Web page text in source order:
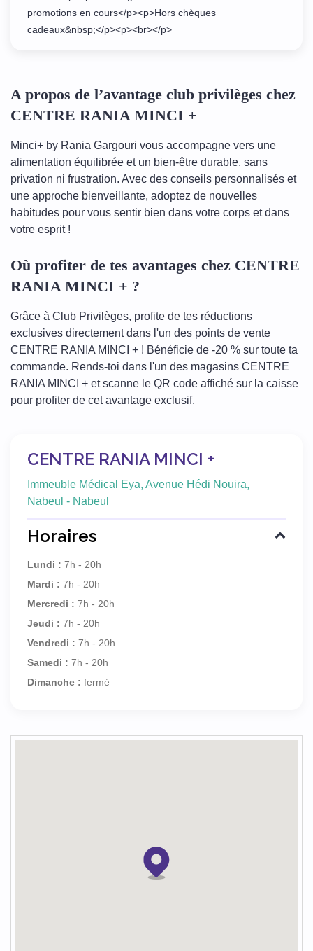
promotions en cours</p><p>Hors chèques
cadeaux&nbsp;</p><p><br></p>
A propos de l’avantage club privilèges chez
CENTRE RANIA MINCI +
Minci+ by Rania Gargouri vous accompagne vers une
alimentation équilibrée et un bien-être durable, sans
privation ni frustration. Avec des conseils personnalisés et
une approche bienveillante, adoptez de nouvelles
habitudes pour vous sentir bien dans votre corps et dans
votre esprit !
Où profiter de tes avantages chez CENTRE
RANIA MINCI + ?
Grâce à Club Privilèges, profite de tes réductions
exclusives directement dans l'un des points de vente
CENTRE RANIA MINCI + ! Bénéficie de -20 % sur toute ta
commande. Rends-toi dans l'un des magasins CENTRE
RANIA MINCI + et scanne le QR code affiché sur la caisse
pour profiter de cet avantage exclusif.
CENTRE RANIA MINCI +
Immeuble Médical Eya, Avenue Hédi Nouira,
Nabeul - Nabeul
Horaires
Lundi : 7h - 20h
Mardi : 7h - 20h
Mercredi : 7h - 20h
Jeudi : 7h - 20h
Vendredi : 7h - 20h
Samedi : 7h - 20h
Dimanche : fermé